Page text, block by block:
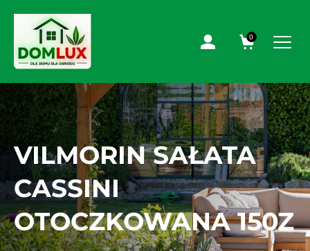
0
VILMORIN SAŁATA
CASSINI
OTOCZKOWANA 150Z